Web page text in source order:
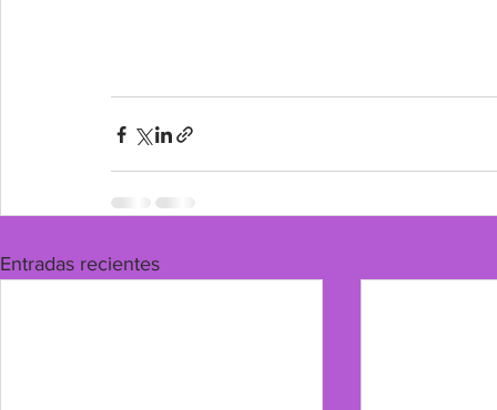
Entradas recientes